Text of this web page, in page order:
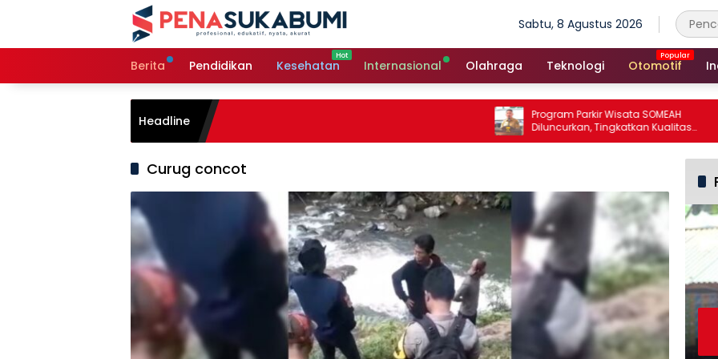
Sabtu, 8 Agustus 2026
Berita Pendidikan Kesehatan Internasional Olahraga Teknologi Otomotif
Headline
Program Parkir Wisata SOMEAH
Diluncurkan, Tingkatkan Kualitas
Layanan Kepariwisataan
Curug concot